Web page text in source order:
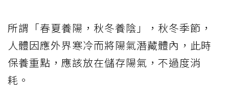
所謂「春夏養陽，秋冬養陰」，秋冬季節，
人體因應外界寒冷而將陽氣潛藏體內，此時
保養重點，應該放在儲存陽氣，不過度消
耗。